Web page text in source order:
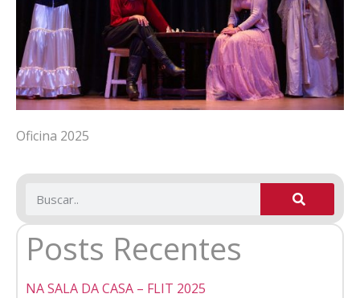
Oficina 2025
Posts Recentes
NA SALA DA CASA – FLIT 2025